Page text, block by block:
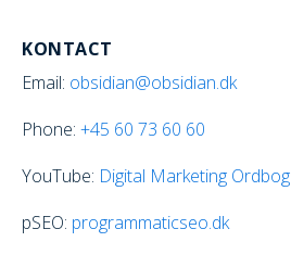
KONTACT
Email: obsidian@obsidian.dk
Phone: +45 60 73 60 60
YouTube: Digital Marketing Ordbog
pSEO: programmaticseo.dk